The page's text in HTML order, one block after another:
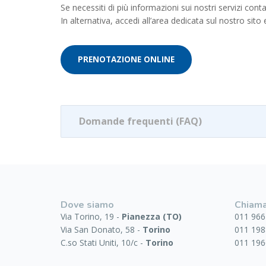
Se necessiti di più informazioni sui nostri servizi
In alternativa, accedi all’area dedicata sul nostro sito
PRENOTAZIONE ONLINE
Domande frequenti (FAQ)
Dove siamo
Via Torino, 19 - Pianezza (TO)
Via San Donato, 58 - Torino
C.so Stati Uniti, 10/c - Torino
011
011
011